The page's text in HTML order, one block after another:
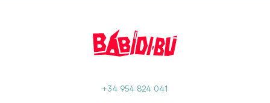
+34 954 824 041